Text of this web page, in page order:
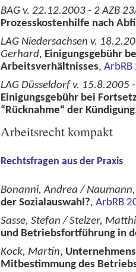
BAG v. 22.12.2003 - 2 AZB
Prozesskostenhilfe nach
LAG Niedersachsen v.
Gerhard, Einigungsgebühr
Arbeitsverhältnisses,
LAG Düsseldorf v. 15.8.2005
Einigungsgebühr bei
“Rücknahme“ der Kündigung
Arbeitsrecht kompakt
Rechtsfragen aus der Praxis
Bonanni, Andrea / Naumann,
der Sozialauswahl?, ArbRB
Sasse, Stefan / Stelzer,
und Betriebsfortführung in
Kock, Martin,
Mitbestimmung des